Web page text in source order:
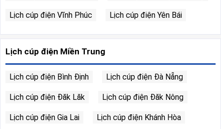
Lịch cúp điện Vĩnh Phúc Lịch cúp điện Yên Bái
Lịch cúp điện Miền Trung
Lịch cúp điện Bình Định Lịch cúp điện Đà Nẵng
Lịch cúp điện Đăk Lăk Lịch cúp điện Đăk Nông
Lịch cúp điện Gia Lai Lịch cúp điện Khánh Hòa